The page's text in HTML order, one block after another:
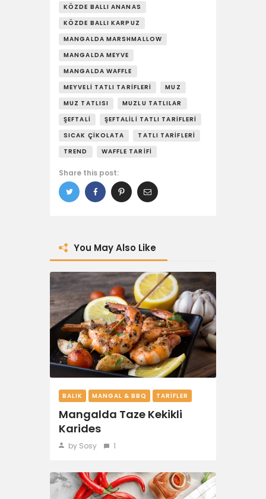
KÖZDE BALLI ANANAS
KÖZDE BALLI KARPUZ
MANGALDA MARSHMALLOW
MANGALDA MEYVE
MANGALDA WAFFLE
MEYVELI TATLI TARIFLERI
MUZ
MUZ TATLISI
MUZLU TATLILAR
ŞEFTALI
ŞEFTALILI TATLI TARIFLERI
SICAK ÇIKOLATA
TATLI TARIFLERI
TREND
WAFFLE TARIFI
Share this post:
You May Also Like
BALIK MANGAL & BBQ TARIFLER
Mangalda Taze Kekikli
Karides
by Sosy 1